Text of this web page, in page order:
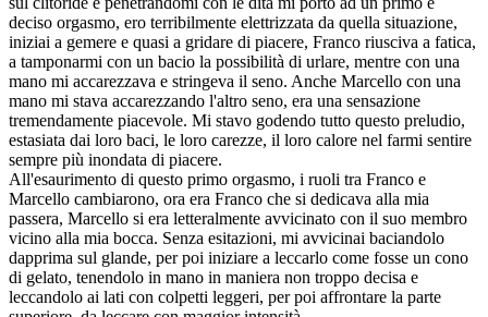
deciso orgasmo, ero terribilmente elettrizzata da quella situazione,
iniziai a gemere e quasi a gridare di piacere, Franco riusciva a fatica,
a tamponarmi con un bacio la possibilità di urlare, mentre con una
mano mi accarezzava e stringeva il seno. Anche Marcello con una
mano mi stava accarezzando l'altro seno, era una sensazione
tremendamente piacevole. Mi stavo godendo tutto questo preludio,
estasiata dai loro baci, le loro carezze, il loro calore nel farmi sentire
sempre più inondata di piacere.
All'esaurimento di questo primo orgasmo, i ruoli tra Franco e
Marcello cambiarono, ora era Franco che si dedicava alla mia
passera, Marcello si era letteralmente avvicinato con il suo membro
vicino alla mia bocca. Senza esitazioni, mi avvicinai baciandolo
dapprima sul glande, per poi iniziare a leccarlo come fosse un cono
di gelato, tenendolo in mano in maniera non troppo decisa e
leccandolo ai lati con colpetti leggeri, per poi affrontare la parte